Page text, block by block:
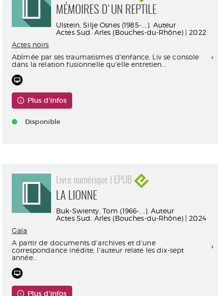
MÉMOIRES D'UN REPTILE
Ulstein, Silje Osnes (1985-....). Auteur
Actes Sud. Arles (Bouches-du-Rhône) | 2022
Actes noirs
Abîmée par ses traumatismes d'enfance, Liv se console
dans la relation fusionnelle qu'elle entretien...
Plus d'infos
Disponible
Livre numérique | EPUB
LA LIONNE
Buk-Swienty, Tom (1966-....). Auteur
Actes Sud. Arles (Bouches-du-Rhône) | 2024
Gaïa
A partir de documents d'archives et d'une
correspondance inédite, l'auteur relate les dix-sept
année...
Plus d'infos